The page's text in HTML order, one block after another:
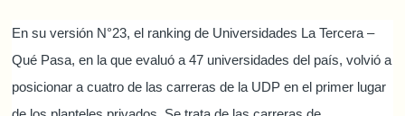
En su versión N°23, el ranking de Universidades La Tercera –
Qué Pasa, en la que evaluó a 47 universidades del país, volvió a
posicionar a cuatro de las carreras de la UDP en el primer lugar